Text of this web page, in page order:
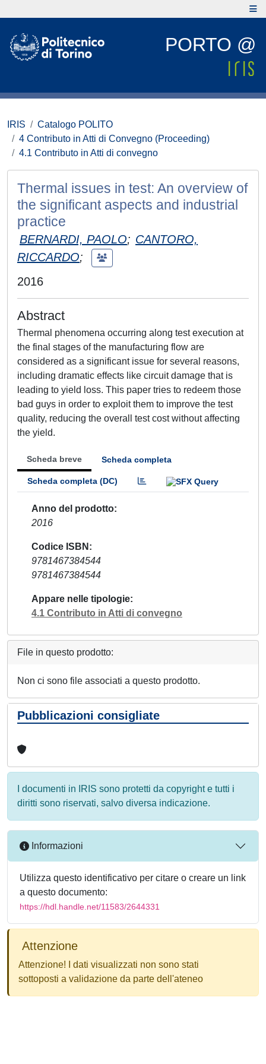
PORTO @
IRIS
Catalogo POLITO
4 Contributo in Atti di Convegno (Proceeding)
4.1 Contributo in Atti di convegno
Thermal issues in test: An overview of
the significant aspects and industrial
practice
BERNARDI, PAOLO; CANTORO,
RICCARDO;
2016
Abstract
Thermal phenomena occurring along test execution at
the final stages of the manufacturing flow are
considered as a significant issue for several reasons,
including dramatic effects like circuit damage that is
leading to yield loss. This paper tries to redeem those
bad guys in order to exploit them to improve the test
quality, reducing the overall test cost without affecting
the yield.
Scheda breve Scheda completa
Scheda completa (DC)
Anno del prodotto
2016
Codice ISBN
9781467384544
9781467384544
Appare nelle tipologie
4.1 Contributo in Atti di convegno
File in questo prodotto:
Non ci sono file associati a questo prodotto.
Pubblicazioni consigliate
I documenti in IRIS sono protetti da copyright e tutti i
diritti sono riservati, salvo diversa indicazione.
Informazioni
Utilizza questo identificativo per citare o creare un link
a questo documento:
https://hdl.handle.net/11583/2644331
Attenzione
Attenzione! I dati visualizzati non sono stati
sottoposti a validazione da parte dell'ateneo